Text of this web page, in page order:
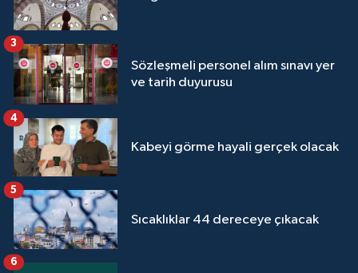
Sözleşmeli personel alım sınavı yer
ve tarih duyurusu
3
Kabeyi görme hayali gerçek olacak
4
Sıcaklıklar 44 dereceye çıkacak
5
6
Van Müftülüğü
Yalova Müftülüğü
Yozgat Müftülüğü
Zonguldak Müftülüğü